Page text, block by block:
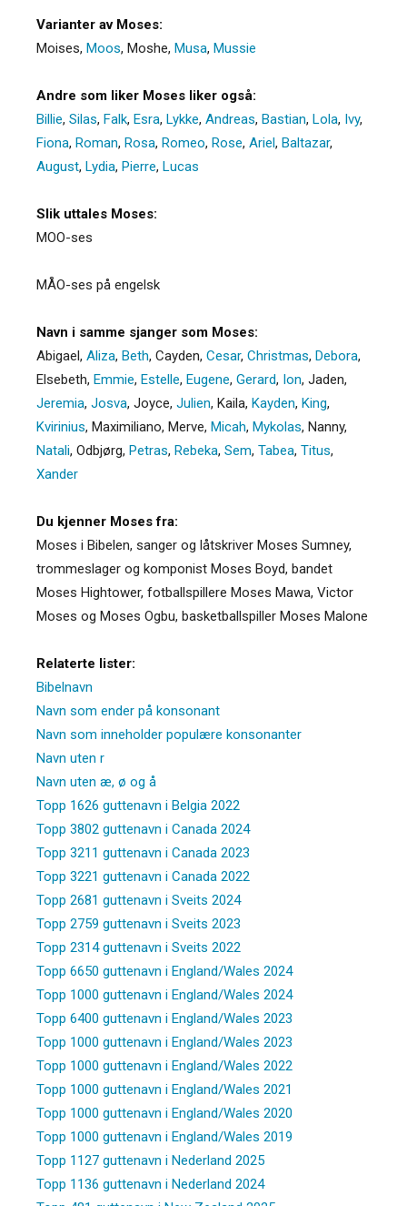
Varianter av Moses:
Moises, Moos, Moshe, Musa, Mussie
Andre som liker Moses liker også:
Billie, Silas, Falk, Esra, Lykke, Andreas, Bastian, Lola, Ivy,
Fiona, Roman, Rosa, Romeo, Rose, Ariel, Baltazar,
August, Lydia, Pierre, Lucas
Slik uttales Moses:
MOO-ses
MÅO-ses på engelsk
Navn i samme sjanger som Moses:
Abigael, Aliza, Beth, Cayden, Cesar, Christmas, Debora,
Elsebeth, Emmie, Estelle, Eugene, Gerard, Ion, Jaden,
Jeremia, Josva, Joyce, Julien, Kaila, Kayden, King,
Kvirinius, Maximiliano, Merve, Micah, Mykolas, Nanny,
Natali, Odbjørg, Petras, Rebeka, Sem, Tabea, Titus,
Xander
Du kjenner Moses fra:
Moses i Bibelen, sanger og låtskriver Moses Sumney,
trommeslager og komponist Moses Boyd, bandet
Moses Hightower, fotballspillere Moses Mawa, Victor
Moses og Moses Ogbu, basketballspiller Moses Malone
Relaterte lister:
Bibelnavn
Navn som ender på konsonant
Navn som inneholder populære konsonanter
Navn uten r
Navn uten æ, ø og å
Topp 1626 guttenavn i Belgia 2022
Topp 3802 guttenavn i Canada 2024
Topp 3211 guttenavn i Canada 2023
Topp 3221 guttenavn i Canada 2022
Topp 2681 guttenavn i Sveits 2024
Topp 2759 guttenavn i Sveits 2023
Topp 2314 guttenavn i Sveits 2022
Topp 6650 guttenavn i England/Wales 2024
Topp 1000 guttenavn i England/Wales 2024
Topp 6400 guttenavn i England/Wales 2023
Topp 1000 guttenavn i England/Wales 2023
Topp 1000 guttenavn i England/Wales 2022
Topp 1000 guttenavn i England/Wales 2021
Topp 1000 guttenavn i England/Wales 2020
Topp 1000 guttenavn i England/Wales 2019
Topp 1127 guttenavn i Nederland 2025
Topp 1136 guttenavn i Nederland 2024